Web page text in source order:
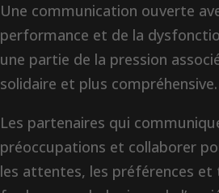
Une communication ouverte
performance et de la
une partie de la pression
solidaire et plus compréhensive.
Les partenaires qui
préoccupations et collaborer
les attentes, les préférences